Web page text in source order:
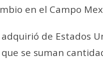
en el Campo
de Estados
se suman